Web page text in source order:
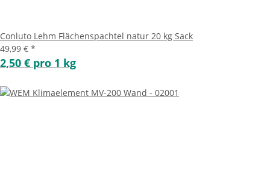
Conluto Lehm Flächenspachtel natur 20 kg Sack
49,99 € *
2,50 € pro 1 kg